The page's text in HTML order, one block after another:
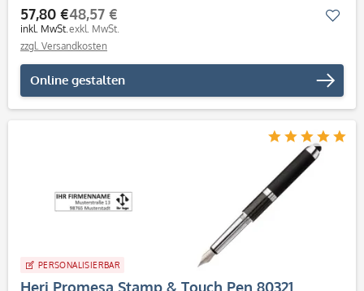
57,80 €
inkl. MwSt.
48,57 €
exkl. MwSt.
zzgl. Versandkosten
Online gestalten
PERSONALISIERBAR
Heri Promesa Stamp & Touch Pen 80321